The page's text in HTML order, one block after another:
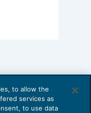
to allow the
services as
to use data